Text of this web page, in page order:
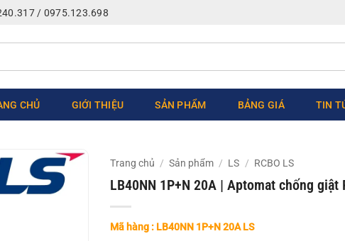
/ 0975.123.698
CHỦ GIỚI THIỆU SẢN PHẨM BẢNG GIÁ TIN
Trang chủ / Sản phẩm / LS / RCBO LS
LB40NN 1P+N 20A | Aptomat chống giật
Mã hàng : LB40NN 1P+N 20A LS